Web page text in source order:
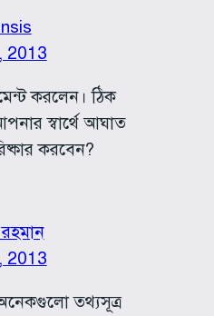
2013
করলেন। ঠিক
স্বার্থে আঘাত
করবেন?
2013
তথ্যসূত্র